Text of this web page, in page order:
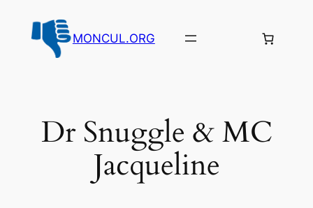
contenu
MONCUL.ORG
Dr Snuggle & MC
Jacqueline